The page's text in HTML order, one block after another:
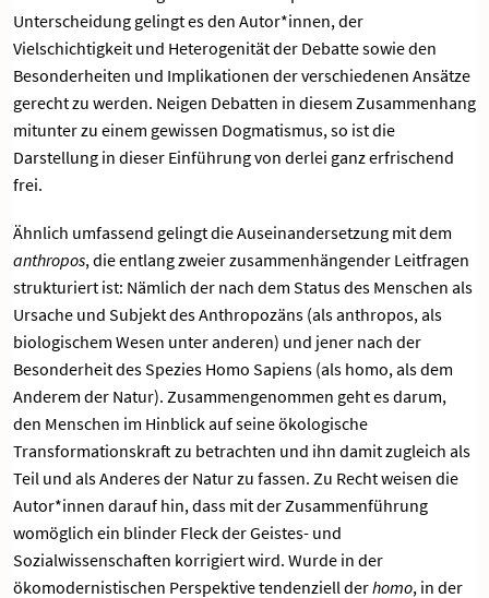
Unterscheidung gelingt es den Autor*innen, der
Vielschichtigkeit und Heterogenität der Debatte sowie den
Besonderheiten und Implikationen der verschiedenen Ansätze
gerecht zu werden. Neigen Debatten in diesem Zusammenhang
mitunter zu einem gewissen Dogmatismus, so ist die
Darstellung in dieser Einführung von derlei ganz erfrischend
frei.
Ähnlich umfassend gelingt die Auseinandersetzung mit dem
anthropos, die entlang zweier zusammenhängender Leitfragen
strukturiert ist: Nämlich der nach dem Status des Menschen als
Ursache und Subjekt des Anthropozäns (als anthropos, als
biologischem Wesen unter anderen) und jener nach der
Besonderheit des Spezies Homo Sapiens (als homo, als dem
Anderem der Natur). Zusammengenommen geht es darum,
den Menschen im Hinblick auf seine ökologische
Transformationskraft zu betrachten und ihn damit zugleich als
Teil und als Anderes der Natur zu fassen. Zu Recht weisen die
Autor*innen darauf hin, dass mit der Zusammenführung
womöglich ein blinder Fleck der Geistes- und
Sozialwissenschaften korrigiert wird. Wurde in der
ökomodernistischen Perspektive tendenziell derhomo, in der